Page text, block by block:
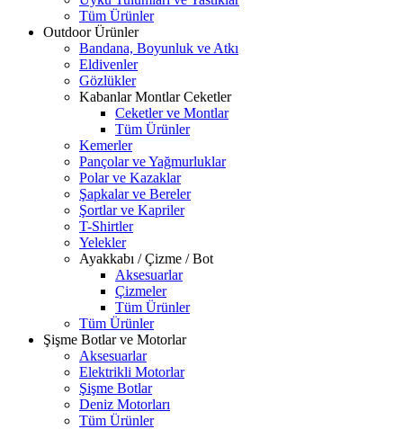
Tüm Ürünler
Outdoor Ürünler
Bandana, Boyunluk ve Atkı
Eldivenler
Gözlükler
Kabanlar Montlar Ceketler
Ceketler ve Montlar
Tüm Ürünler
Kemerler
Pançolar ve Yağmurluklar
Polar ve Kazaklar
Şapkalar ve Bereler
Şortlar ve Kapriler
T-Shirtler
Yelekler
Ayakkabı / Çizme / Bot
Aksesuarlar
Çizmeler
Tüm Ürünler
Tüm Ürünler
Şişme Botlar ve Motorlar
Aksesuarlar
Elektrikli Motorlar
Şişme Botlar
Deniz Motorları
Tüm Ürünler